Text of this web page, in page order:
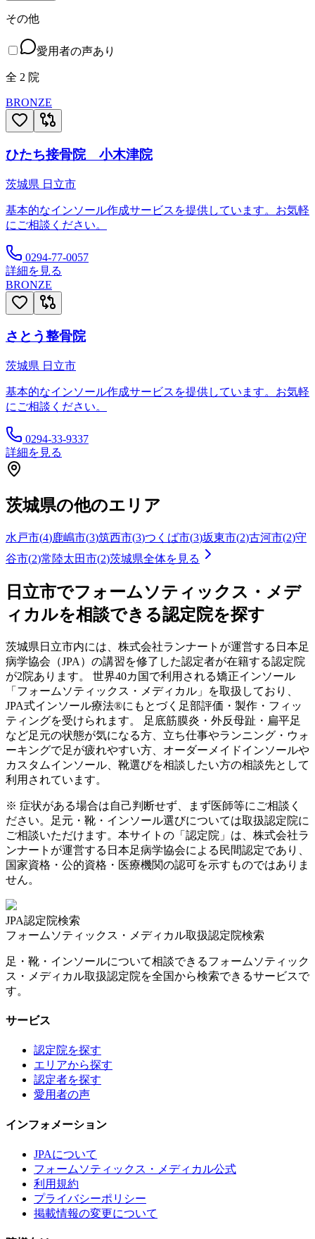
その他
愛用者の声あり
全 2 院
BRONZE
ひたち接骨院 小木津院
茨城県 日立市
基本的なインソール作成サービスを提供しています。お気軽
にご相談ください。
0294-77-0057
詳細を見る
BRONZE
さとう整骨院
茨城県 日立市
基本的なインソール作成サービスを提供しています。お気軽
にご相談ください。
0294-33-9337
詳細を見る
茨城県の他のエリア
水戸市(4)鹿嶋市(3)筑西市(3)つくば市(3)坂東市(2)古河市(2)守
谷市(2)常陸太田市(2)茨城県全体を見る
日立市でフォームソティックス・メデ
ィカルを相談できる認定院を探す
茨城県 日立市内には、株式会社ランナートが運営する日本足
病学協会（JPA）の講習を修了した認定者が在籍する認定院
が2院あります。 世界40カ国で利用される矯正インソール
「フォームソティックス・メディカル」を取扱しており、
JPA式インソール療法®にもとづく足部評価・製作・フィッ
ティングを受けられます。 足底筋膜炎・外反母趾・扁平足
など足元の状態が気になる方、立ち仕事やランニング・ウォ
ーキングで足が疲れやすい方、オーダーメイドインソールや
カスタムインソール、靴選びを相談したい方の相談先として
利用されています。
※ 症状がある場合は自己判断せず、まず医師等にご相談く
ださい。足元・靴・インソール選びについては取扱認定院に
ご相談いただけます。本サイトの「認定院」は、株式会社ラ
ンナートが運営する日本足病学協会による民間認定であり、
国家資格・公的資格・医療機関の認可を示すものではありま
せん。
JPA認定院検索
フォームソティックス・メディカル取扱認定院検索
足・靴・インソールについて相談できるフォームソティック
ス・メディカル取扱認定院を全国から検索できるサービスで
す。
サービス
認定院を探す
エリアから探す
認定者を探す
愛用者の声
インフォメーション
JPAについて
フォームソティックス・メディカル公式
利用規約
プライバシーポリシー
掲載情報の変更について